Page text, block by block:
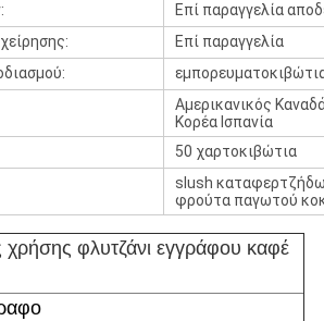
Επί παραγγελία
Επί παραγγελία
Αμερικανικός
Κορέα Ισπανία
50 χαρτοκιβώτια
slush
φρούτα παγωτού
χρήσης φλυτζάνι εγγράφου καφέ